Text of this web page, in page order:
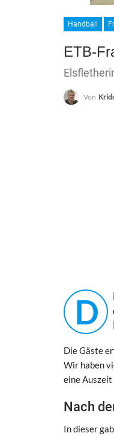
Handball
ETB-
Von
D
Die Gäste
Wir haben
eine Auszeit
Nach
In dieser